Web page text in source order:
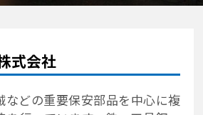
式会社
などの重要保安部品を中心に複